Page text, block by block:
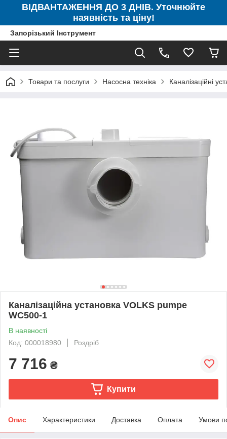
ВІДВАНТАЖЕННЯ ДО 3 ДНІВ. Уточнюйте
наявність та ціну!
Запорізький Інструмент
Товари та послуги Насосна техніка Каналізаційні
Каналізаційна установка VOLKS pumpe
WC500-1
В наявності
Код: 000018980
Роздріб
7 716 ₴
Купити
Опис Характеристики Доставка Оплата Умови